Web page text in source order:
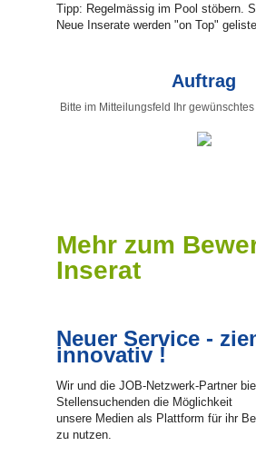
Tipp: Regelmässig im Pool stöbern.
Neue Inserate werden "on Top"
Auftrag
Bitte im Mitteilungsfeld Ihr
Mehr zum
Inserat
Neuer Service -
innovativ !
Wir und die JOB-Netzwerk-Partner
Stellensuchenden die Möglichkeit
unsere Medien als Plattform für ihr
zu nutzen.